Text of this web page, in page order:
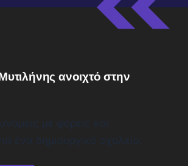
ανοιχτό στην
με φορείς και
ένα δημιουργικό σχολείο.